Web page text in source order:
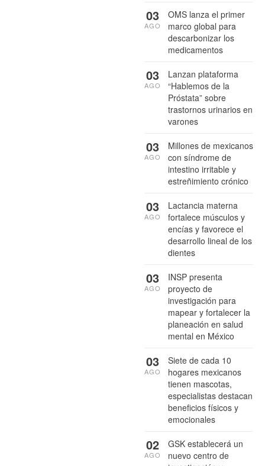
OMS lanza el primer
marco global para
descarbonizar los
medicamentos
03
AGO
Lanzan plataforma
“Hablemos de la
Próstata” sobre
trastornos urinarios en
varones
03
AGO
Millones de mexicanos
con síndrome de
intestino irritable y
estreñimiento crónico
03
AGO
Lactancia materna
fortalece músculos y
encías y favorece el
desarrollo lineal de los
dientes
03
AGO
INSP presenta
proyecto de
investigación para
mapear y fortalecer la
planeación en salud
mental en México
03
AGO
Siete de cada 10
hogares mexicanos
tienen mascotas,
especialistas destacan
beneficios físicos y
emocionales
03
AGO
GSK establecerá un
nuevo centro de
02
AGO